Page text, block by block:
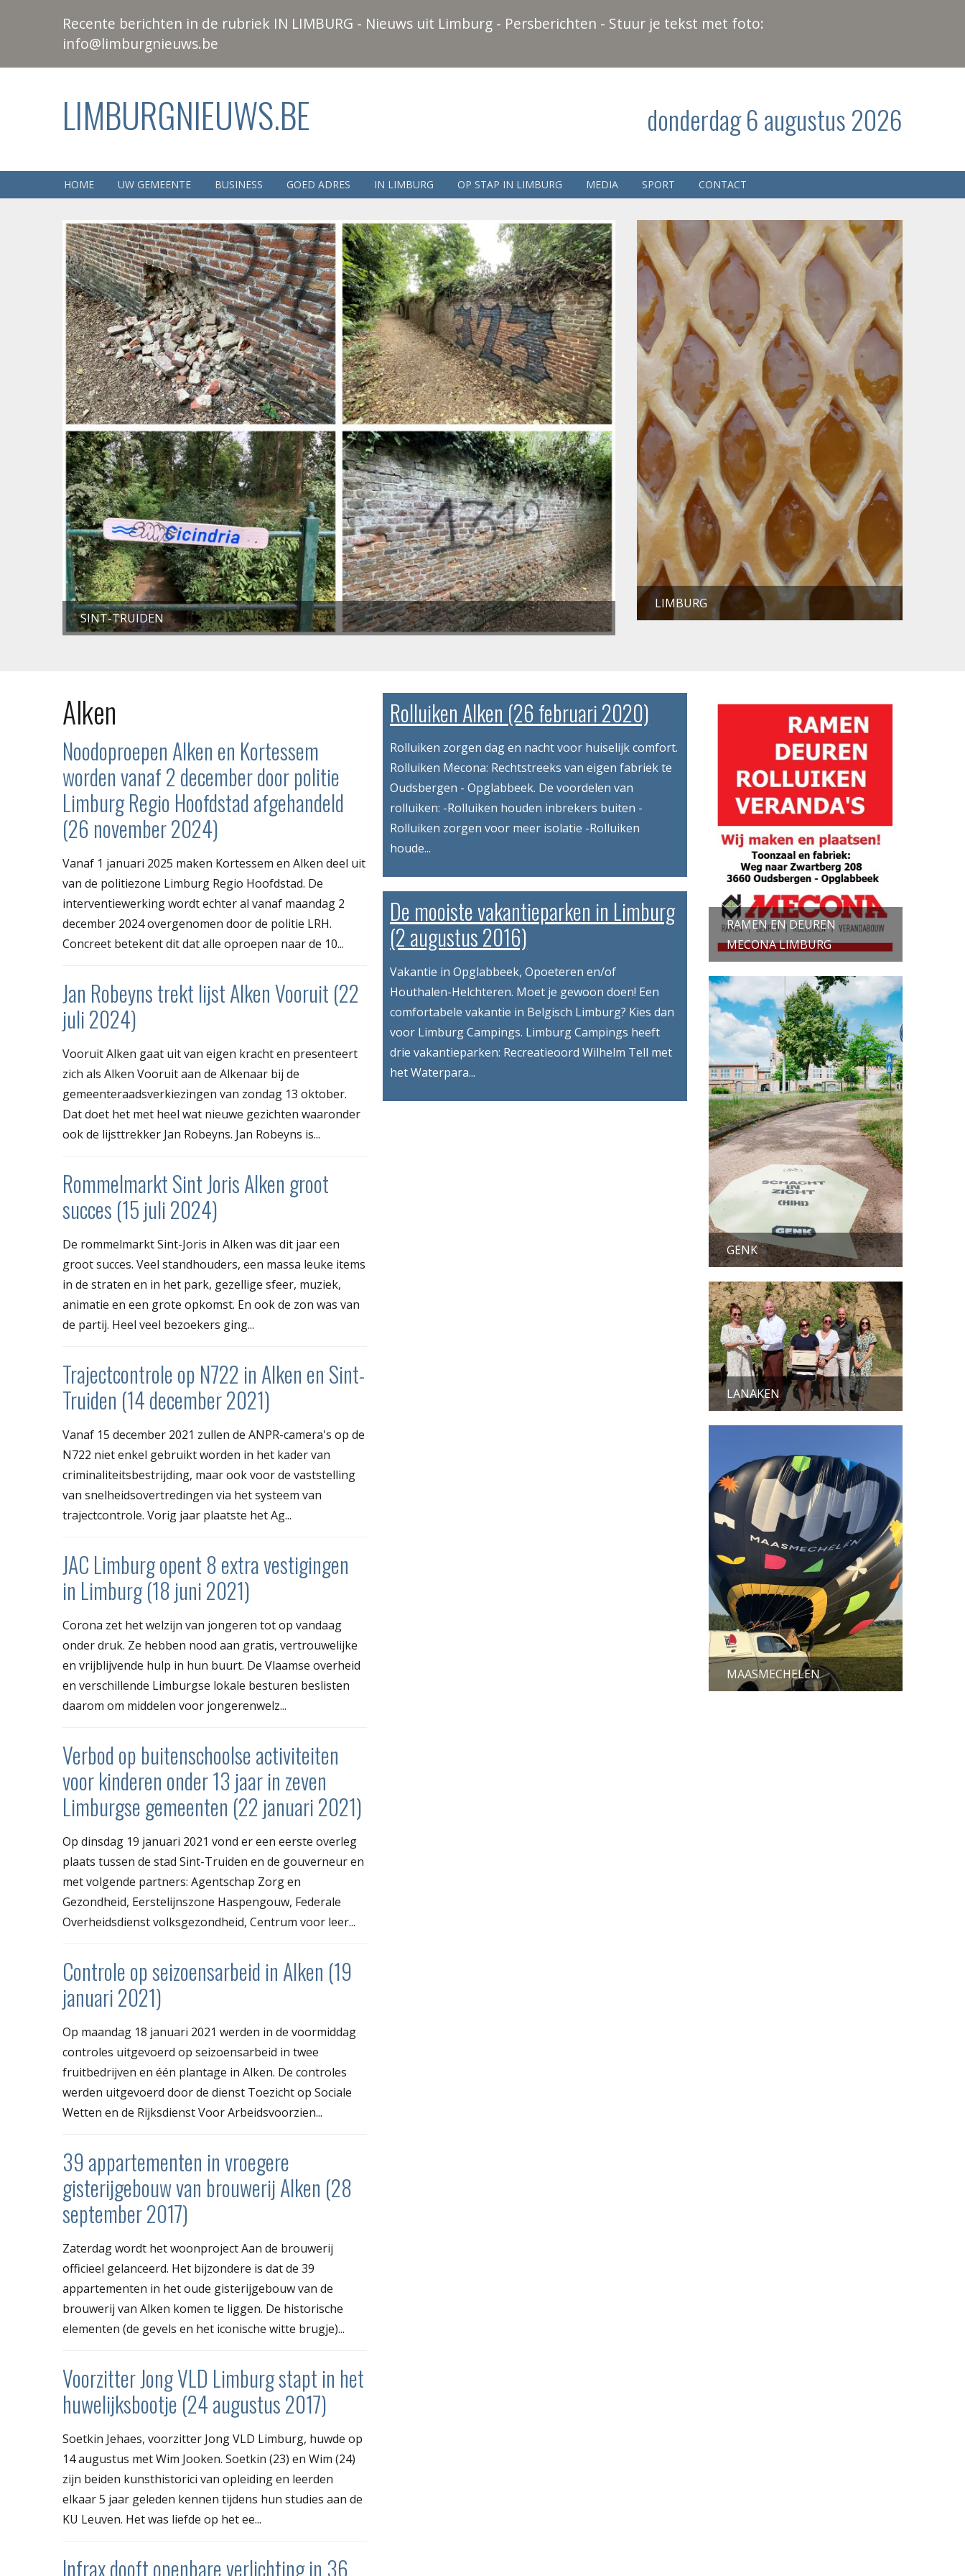
Recente berichten in de rubriek IN LIMBURG - Nieuws uit Limburg - Persberichten - Stuur je tekst met foto:
info@limburgnieuws.be
LIMBURGNIEUWS.BE donderdag 6 augustus 2026
HOME UW GEMEENTE BUSINESS GOED ADRES IN LIMBURG OP STAP IN LIMBURG MEDIA SPORT CONTACT
SINT-TRUIDEN
LIMBURG
Alken
Noodoproepen Alken en Kortessem
worden vanaf 2 december door politie
Limburg Regio Hoofdstad afgehandeld
(26 november 2024)
Vanaf 1 januari 2025 maken Kortessem en Alken deel uit
van de politiezone Limburg Regio Hoofdstad. De
interventiewerking wordt echter al vanaf maandag 2
december 2024 overgenomen door de politie LRH.
Concreet betekent dit dat alle oproepen naar de 10...
Jan Robeyns trekt lijst Alken Vooruit (22
juli 2024)
Vooruit Alken gaat uit van eigen kracht en presenteert
zich als Alken Vooruit aan de Alkenaar bij de
gemeenteraadsverkiezingen van zondag 13 oktober.
Dat doet het met heel wat nieuwe gezichten waaronder
ook de lijsttrekker Jan Robeyns. Jan Robeyns is...
Rommelmarkt Sint Joris Alken groot
succes (15 juli 2024)
De rommelmarkt Sint-Joris in Alken was dit jaar een
groot succes. Veel standhouders, een massa leuke items
in de straten en in het park, gezellige sfeer, muziek,
animatie en een grote opkomst. En ook de zon was van
de partij. Heel veel bezoekers ging...
Trajectcontrole op N722 in Alken en Sint-
Truiden (14 december 2021)
Vanaf 15 december 2021 zullen de ANPR-camera's op de
N722 niet enkel gebruikt worden in het kader van
criminaliteitsbestrijding, maar ook voor de vaststelling
van snelheidsovertredingen via het systeem van
trajectcontrole. Vorig jaar plaatste het Ag...
JAC Limburg opent 8 extra vestigingen
in Limburg (18 juni 2021)
Corona zet het welzijn van jongeren tot op vandaag
onder druk. Ze hebben nood aan gratis, vertrouwelijke
en vrijblijvende hulp in hun buurt. De Vlaamse overheid
en verschillende Limburgse lokale besturen beslisten
daarom om middelen voor jongerenwelz...
Verbod op buitenschoolse activiteiten
voor kinderen onder 13 jaar in zeven
Limburgse gemeenten (22 januari 2021)
Op dinsdag 19 januari 2021 vond er een eerste overleg
plaats tussen de stad Sint-Truiden en de gouverneur en
met volgende partners: Agentschap Zorg en
Gezondheid, Eerstelijnszone Haspengouw, Federale
Overheidsdienst volksgezondheid, Centrum voor leer...
Controle op seizoensarbeid in Alken (19
januari 2021)
Op maandag 18 januari 2021 werden in de voormiddag
controles uitgevoerd op seizoensarbeid in twee
fruitbedrijven en één plantage in Alken. De controles
werden uitgevoerd door de dienst Toezicht op Sociale
Wetten en de Rijksdienst Voor Arbeidsvoorzien...
39 appartementen in vroegere
gisterijgebouw van brouwerij Alken (28
september 2017)
Zaterdag wordt het woonproject Aan de brouwerij
officieel gelanceerd. Het bijzondere is dat de 39
appartementen in het oude gisterijgebouw van de
brouwerij van Alken komen te liggen. De historische
elementen (de gevels en het iconische witte brugje)...
Voorzitter Jong VLD Limburg stapt in het
huwelijksbootje (24 augustus 2017)
Soetkin Jehaes, voorzitter Jong VLD Limburg, huwde op
14 augustus met Wim Jooken. Soetkin (23) en Wim (24)
zijn beiden kunsthistorici van opleiding en leerden
elkaar 5 jaar geleden kennen tijdens hun studies aan de
KU Leuven. Het was liefde op het ee...
Infrax dooft openbare verlichting in 36
Rolluiken Alken (26 februari 2020)
Rolluiken zorgen dag en nacht voor huiselijk comfort.
Rolluiken Mecona: Rechtstreeks van eigen fabriek te
Oudsbergen - Opglabbeek. De voordelen van
rolluiken: -Rolluiken houden inbrekers buiten -
Rolluiken zorgen voor meer isolatie -Rolluiken
houde...
De mooiste vakantieparken in Limburg
(2 augustus 2016)
Vakantie in Opglabbeek, Opoeteren en/of
Houthalen-Helchteren. Moet je gewoon doen! Een
comfortabele vakantie in Belgisch Limburg? Kies dan
voor Limburg Campings. Limburg Campings heeft
drie vakantieparken: Recreatieoord Wilhelm Tell met
het Waterpara...
RAMEN EN DEUREN
MECONA LIMBURG
GENK
LANAKEN
MAASMECHELEN